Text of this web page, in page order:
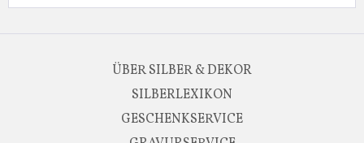
ÜBER SILBER & DEKOR
SILBERLEXIKON
GESCHENKSERVICE